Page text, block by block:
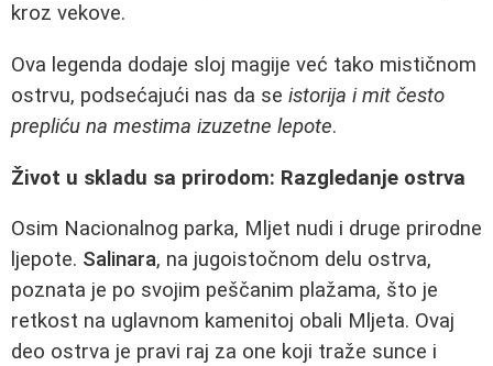
kroz vekove.
Ova legenda dodaje sloj magije već tako mističnom
ostrvu, podsećajući nas da se istorija i mit često
prepliću na mestima izuzetne lepote.
Život u skladu sa prirodom: Razgledanje ostrva
Osim Nacionalnog parka, Mljet nudi i druge prirodne
ljepote. Salinara, na jugoistočnom delu ostrva,
poznata je po svojim peščanim plažama, što je
retkost na uglavnom kamenitoj obali Mljeta. Ovaj
deo ostrva je pravi raj za one koji traže sunce i